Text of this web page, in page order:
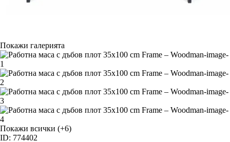
Покажи галерията
Покажи всички (+6)
ID: 774402